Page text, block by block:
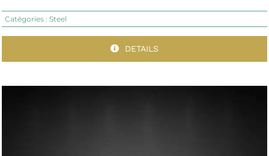
Catégories : Steel
DETAILS